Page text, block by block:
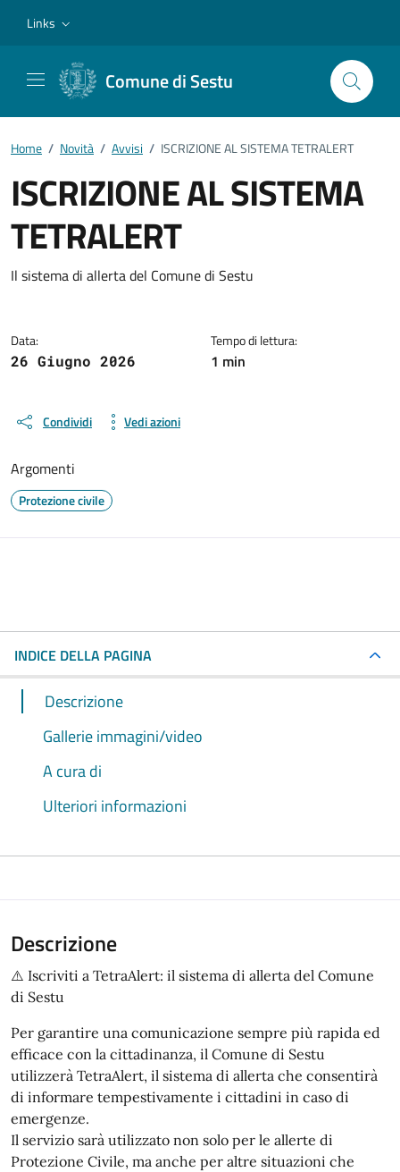
Links
Comune di Sestu
Home / Novità / Avvisi / ISCRIZIONE AL SISTEMA TETRALERT
ISCRIZIONE AL SISTEMA
TETRALERT
Dettagli della notizia
Il sistema di allerta del Comune di Sestu
Data:
26 Giugno 2026
Tempo di lettura:
1 min
Condividi Vedi azioni
Argomenti
Protezione civile
INDICE DELLA PAGINA
Descrizione
Gallerie immagini/video
A cura di
Ulteriori informazioni
Descrizione
⚠️ Iscriviti a TetraAlert: il sistema di allerta del Comune
di Sestu
Per garantire una comunicazione sempre più rapida ed
efficace con la cittadinanza, il Comune di Sestu
utilizzerà TetraAlert, il sistema di allerta che consentirà
di informare tempestivamente i cittadini in caso di
emergenze.
Il servizio sarà utilizzato non solo per le allerte di
Protezione Civile, ma anche per altre situazioni che